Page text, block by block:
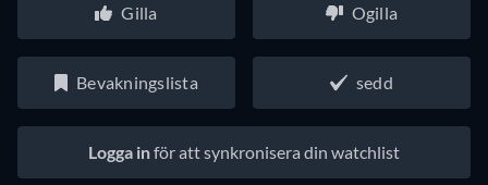
Gilla Ogilla
Bevakningslista sedd
Logga inför att synkronisera din watchlist